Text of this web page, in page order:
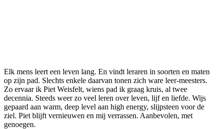
Elk mens leert een leven lang. En vindt leraren in soorten en maten
op zijn pad. Slechts enkele daarvan tonen zich ware leer-meesters.
Zo ervaar ik Piet Weisfelt, wiens pad ik graag kruis, al twee
decennia. Steeds weer zo veel leren over leven, lijf en liefde. Wijs
gepaard aan warm, deep level aan high energy, slijpsteen voor de
ziel. Piet blijft vernieuwen en mij verrassen. Aanbevolen, met
genoegen.